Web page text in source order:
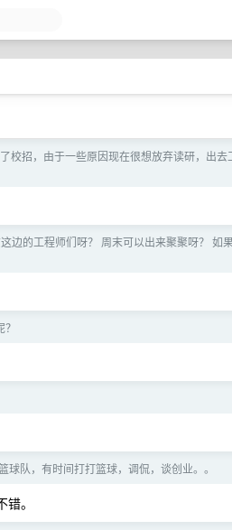
校招，由于一些原因现在很想放弃读研，出去
边的工程师们呀？ 周末可以出来聚聚呀？ 如
球队，有时间打打篮球，调侃，谈创业。。
。